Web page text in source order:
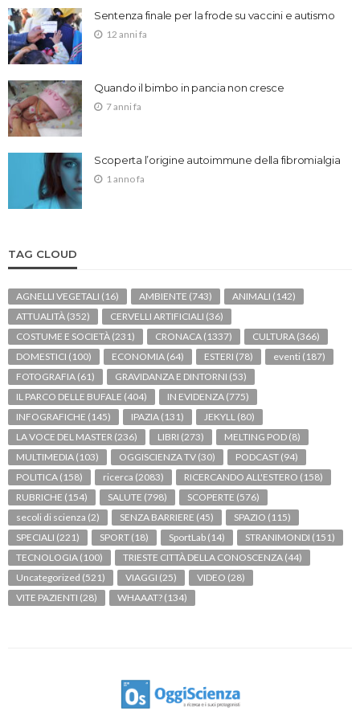
Sentenza finale per la frode su vaccini e autismo
12 anni fa
Quando il bimbo in pancia non cresce
7 anni fa
Scoperta l’origine autoimmune della fibromialgia
1 anno fa
TAG CLOUD
AGNELLI VEGETALI (16) AMBIENTE (743) ANIMALI (142)
ATTUALITÀ (352) CERVELLI ARTIFICIALI (36)
COSTUME E SOCIETÀ (231) CRONACA (1337) CULTURA (366)
DOMESTICI (100) ECONOMIA (64) ESTERI (78) eventi (187)
FOTOGRAFIA (61) GRAVIDANZA E DINTORNI (53)
IL PARCO DELLE BUFALE (404) IN EVIDENZA (775)
INFOGRAFICHE (145) IPAZIA (131) JEKYLL (80)
LA VOCE DEL MASTER (236) LIBRI (273) MELTING POD (8)
MULTIMEDIA (103) OGGISCIENZA TV (30) PODCAST (94)
POLITICA (158) ricerca (2083) RICERCANDO ALL'ESTERO (158)
RUBRICHE (154) SALUTE (798) SCOPERTE (576)
secoli di scienza (2) SENZA BARRIERE (45) SPAZIO (115)
SPECIALI (221) SPORT (18) SportLab (14) STRANIMONDI (151)
TECNOLOGIA (100) TRIESTE CITTÀ DELLA CONOSCENZA (44)
Uncategorized (521) VIAGGI (25) VIDEO (28)
VITE PAZIENTI (28) WHAAAT? (134)